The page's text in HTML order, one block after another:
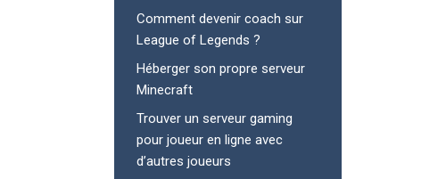
Comment devenir coach sur
League of Legends ?
Héberger son propre serveur
Minecraft
Trouver un serveur gaming
pour joueur en ligne avec
d’autres joueurs